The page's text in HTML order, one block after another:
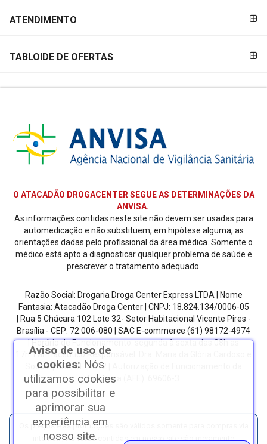
ATENDIMENTO
TABLOIDE DE OFERTAS
O ATACADÃO DROGACENTER SEGUE AS DETERMINAÇÕES DA
ANVISA.
As informações contidas neste site não devem ser usadas para
automedicação e não substituem, em hipótese alguma, as
orientações dadas pelo profissional da área médica. Somente o
médico está apto a diagnosticar qualquer problema de saúde e
prescrever o tratamento adequado.
Razão Social: Drogaria Droga Center Express LTDA | Nome
Fantasia: Atacadão Droga Center | CNPJ: 18.824.134/0006-05
| Rua 5 Chácara 102 Lote 32- Setor Habitacional Vicente Pires -
Brasília - CEP: 72.006-080
| SAC E-commerce (61) 98172-4974
| Horário de Funcionamento: segunda à sexta das 08h as
17h.Farmacêutico Responsável: Dra. Maria da Glória Cardoso e
Sousa | CRF/DF: 4612 | Autorização de Funcionamento da
Empresa (AFE): 69606-3
Os preços e as promoções são válidos somente para compras via
internet. | As fotos contidas em nosso site são meramente
Aviso de uso de
cookies: Nós
utilizamos cookies
para possibilitar e
aprimorar sua
experiência em
nosso site.